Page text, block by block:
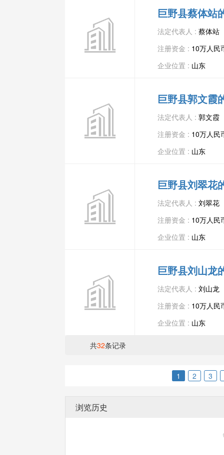
巨野县蔡体站
法定代表人 : 蔡体站
注册资金 : 10万人民
企业位置 : 山东
巨野县郭文霞
法定代表人 : 郭文霞
注册资金 : 10万人民
企业位置 : 山东
巨野县刘翠花
法定代表人 : 刘翠花
注册资金 : 10万人民
企业位置 : 山东
巨野县刘山龙
法定代表人 : 刘山龙
注册资金 : 10万人民
企业位置 : 山东
共32条记录
1 2 3
浏览历史